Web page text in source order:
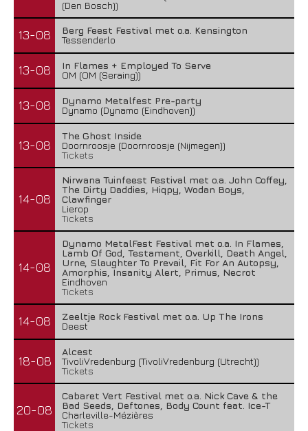
(Den Bosch))
13-08
Berg Feest Festival met o.a. Kensington
Tessenderlo
13-08
In Flames + Employed To Serve
OM (OM (Seraing))
13-08
Dynamo Metalfest Pre-party
Dynamo (Dynamo (Eindhoven))
13-08
The Ghost Inside
Doornroosje (Doornroosje (Nijmegen))
Tickets
14-08
Nirwana Tuinfeest Festival met o.a. John Coffey,
The Dirty Daddies, Hiqpy, Wodan Boys,
Clawfinger
Lierop
Tickets
14-08
Dynamo MetalFest Festival met o.a. In Flames,
Lamb Of God, Testament, Overkill, Death Angel,
Urne, Slaughter To Prevail, Fit For An Autopsy,
Amorphis, Insanity Alert, Primus, Necrot
Eindhoven
Tickets
14-08
Zeeltje Rock Festival met o.a. Up The Irons
Deest
18-08
Alcest
TivoliVredenburg (TivoliVredenburg (Utrecht))
Tickets
20-08
Cabaret Vert Festival met o.a. Nick Cave & the
Bad Seeds, Deftones, Body Count feat. Ice-T
Charleville-Mézières
Tickets